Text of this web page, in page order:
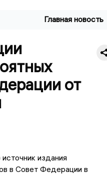
Главная новость
от
издания
в Совет Федерации в